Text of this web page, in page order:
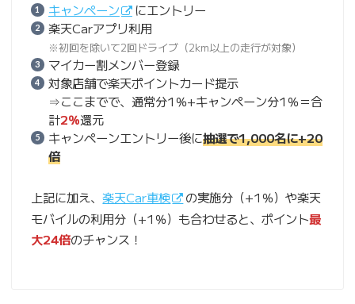
キャンペーン
にエントリー
楽天Carアプリ利用
※初回を除いて2回ドライブ（2km以上の走行が対象）
マイカー割メンバー登録
対象店舗で楽天ポイントカード提示
⇒ここまでで、通常分1％+キャンペーン分1％＝合
計2％還元
キャンペーンエントリー後に抽選で1,000名に+20
倍
上記に加え、楽天Car車検
の実施分（+1％）や楽天
モバイルの利用分（+1％）も合わせると、ポイント最
大24倍のチャンス！